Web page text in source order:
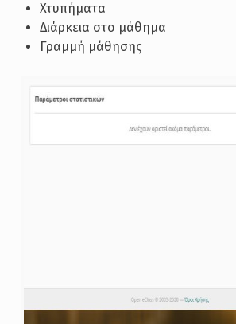
Χτυπήματα
Διάρκεια στο μάθημα
Γραμμή μάθησης